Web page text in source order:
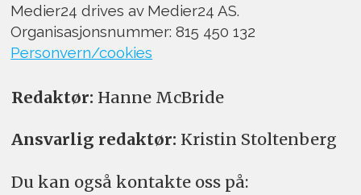
Medier24 drives av Medier24 AS.
Organisasjonsnummer: 815 450 132
Personvern/cookies
Redaktør: Hanne McBride
Ansvarlig redaktør: Kristin Stoltenberg
Du kan også kontakte oss på: